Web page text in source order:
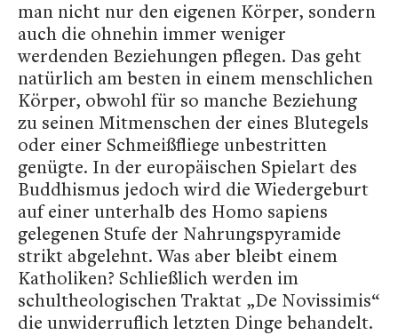
man nicht nur den eigenen Körper, sondern
auch die ohnehin immer weniger
werdenden Beziehungen pflegen. Das geht
natürlich am besten in einem menschlichen
Körper, obwohl für so manche Beziehung
zu seinen Mitmenschen der eines Blutegels
oder einer Schmeißfliege unbestritten
genügte. In der europäischen Spielart des
Buddhismus jedoch wird die Wiedergeburt
auf einer unterhalb des Homo sapiens
gelegenen Stufe der Nahrungspyramide
strikt abgelehnt. Was aber bleibt einem
Katholiken? Schließlich werden im
schultheologischen Traktat „De Novissimis“
die unwiderruflich letzten Dinge behandelt.